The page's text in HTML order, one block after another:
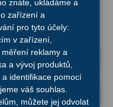
yes (very good)
yes (very good)
no
yes
znáte, ukládáme a
zařízení a
pro tyto účely:
v zařízení,
reklamy a
a vývoj produktů,
identifikace pomocí
váš souhlas.
můžete jej odvolat